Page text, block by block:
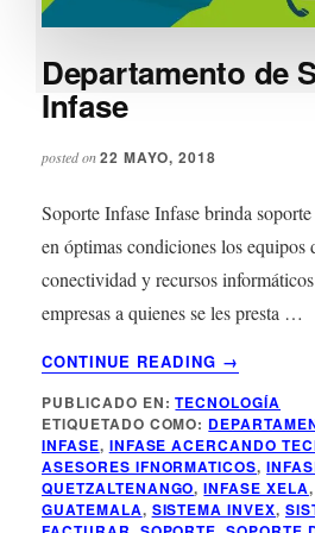
Departamento de
Infase
posted on22 MAYO, 2018
Soporte Infase Infase brinda
en óptimas condiciones los equipos
conectividad y recursos
empresas a quienes se les presta …
CONTINUE READING
ACERCA
DE
DE
SOPORTE
INFASE
→
PUBLICADO EN:TECNOLOGÍA
ETIQUETADO COMO:
INFASE, INFASE ACERCANDO
ASESORES IFNORMATICOS,
QUETZALTENANGO,INFASE XELA,
GUATEMALA, SISTEMA INVEX,